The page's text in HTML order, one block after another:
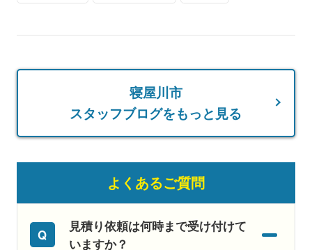
寝屋川市
スタッフブログをもっと見る
よくあるご質問
見積り依頼は何時まで受け付けて
いますか？